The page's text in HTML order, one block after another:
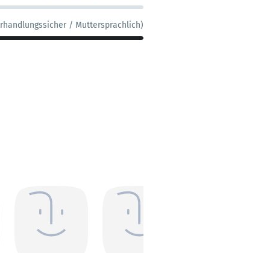
/ Muttersprachlich)